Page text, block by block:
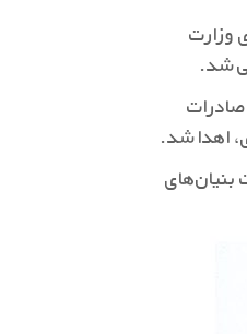
تهران» از سوی وزارت
شد.
صادرات
اهدا شد.
بنیان‌های